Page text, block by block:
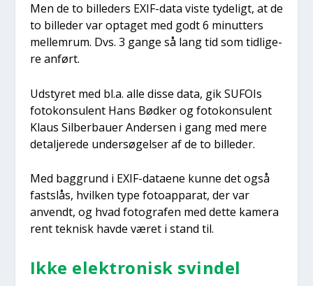
Men de to bil­le­ders EXIF-data viste tyde­ligt, at de
to bil­le­der var opta­get med godt 6 minut­ters
mel­lem­rum. Dvs. 3 gan­ge så lang tid som tid­li­ge­
re anført.
Udsty­ret med bl.a. alle dis­se data, gik SUFOIs
foto­kon­su­lent Hans Bød­ker og foto­kon­su­lent
Klaus Sil­ber­bau­er Ander­sen i gang med mere
detal­je­re­de under­sø­gel­ser af de to bil­le­der.
Med bag­grund i EXIF-data­e­ne kun­ne det også
fast­slås, hvil­ken type foto­ap­pa­rat, der var
anvendt, og hvad foto­gra­fen med det­te kame­ra
rent tek­nisk hav­de været i stand til.
Ikke elek­tro­nisk svin­del